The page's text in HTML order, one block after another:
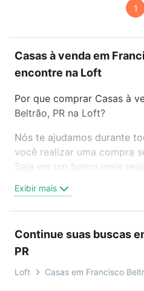
1
Casas à venda em
encontre na Loft
Por que comprar Casas à
Beltrão, PR na Loft?
Nós te ajudamos durante
você realizar uma compra
Seja em um bairro mais
oferta ideal de Casas à
PR para conquistar seu
compromisso e você ainda
mil corretores e imobiliárias
venda ou troca de imóveis.
Exibir mais
Continue suas buscas
PR
Loft Casas em Francisco